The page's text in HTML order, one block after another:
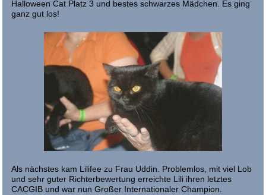
Halloween Cat Platz 3 und bestes schwarzes Mädchen. Es ging
ganz gut los!
Als nächstes kam Lilifee zu Frau Uddin. Problemlos, mit viel Lob
und sehr guter Richterbewertung erreichte Lili ihren letztes
CACGIB und war nun Großer Internationaler Champion.